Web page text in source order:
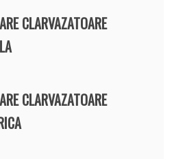
CLARVAZATOARE
CLARVAZATOARE